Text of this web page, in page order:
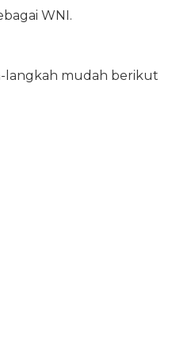
WNI.
langkah mudah berikut